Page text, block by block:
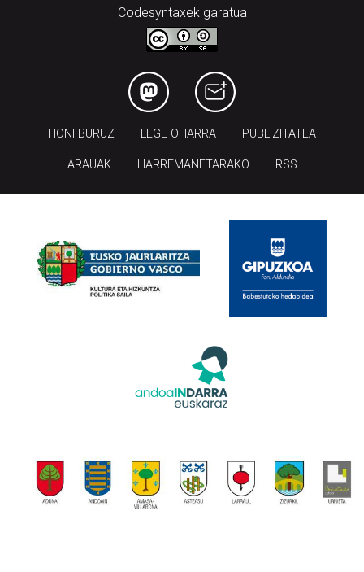
Codesyntaxek garatua
HONI BURUZ LEGE OHARRA PUBLIZITATEA
ARAUAK HARREMANETARAKO RSS